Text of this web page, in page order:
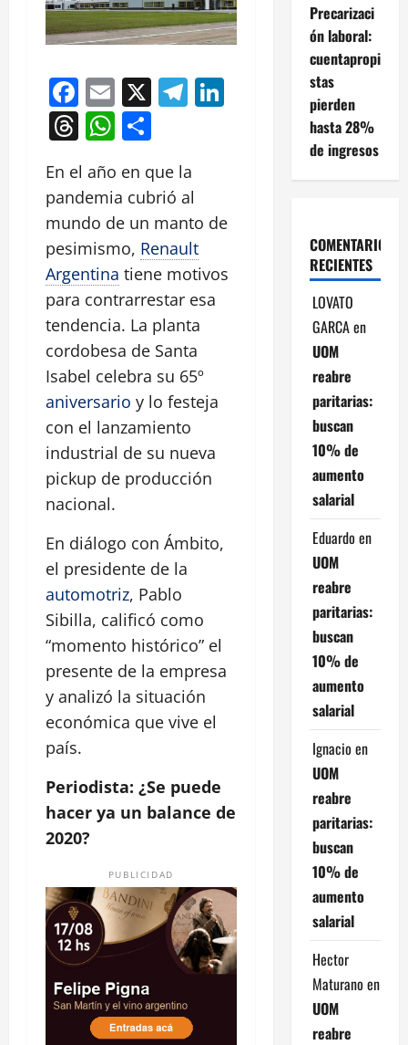
Facebook
Email
X Telegram
LinkedIn
Threads
WhatsApp
En el año en que la
pandemia cubrió al
mundo de un manto de
pesimismo, Renault
Argentina tiene motivos
para contrarrestar esa
tendencia. La planta
cordobesa de Santa
Isabel celebra su 65º
aniversario y lo festeja
con el lanzamiento
industrial de su nueva
pickup de producción
nacional.
En diálogo con Ámbito,
el presidente de la
automotriz, Pablo
Sibilla, calificó como
“momento histórico” el
presente de la empresa
y analizó la situación
económica que vive el
país.
Periodista: ¿Se puede
hacer ya un balance de
2020?
PUBLICIDAD
Precarizaci
ón laboral:
cuentapropi
stas
pierden
hasta 28%
de ingresos
COMENTARIOS
RECIENTES
LOVATO
GARCAen
UOM
reabre
paritarias:
buscan
10% de
aumento
salarial
Eduardo en
UOM
reabre
paritarias:
buscan
10% de
aumento
salarial
Ignacio en
UOM
reabre
paritarias:
buscan
10% de
aumento
salarial
Hector
Maturano en
UOM
reabre